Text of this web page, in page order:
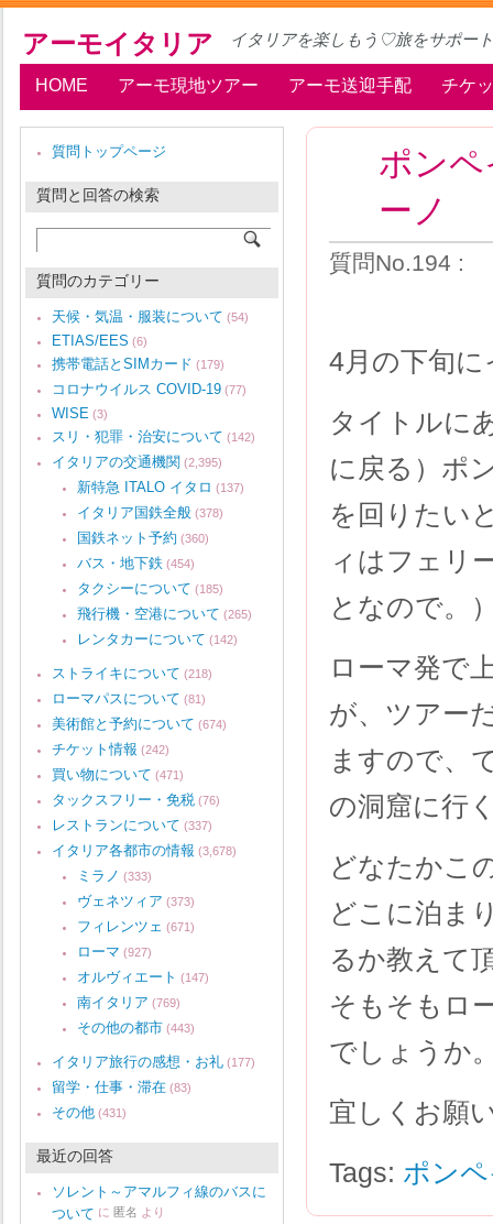
アーモイタリア イタリアを楽しもう♡旅をサポート
HOME アーモ現地ツアー アーモ送迎手配 チケ
ポン
ーノ
質問No.194 :
4月の下旬
タイトルに
に戻る）ポ
を回りたい
ィはフェリ
となので。
ローマ発で
が、ツアー
ますので、
の洞窟に行
どなたかこ
どこに泊ま
るか教えて
そもそもロ
でしょうか
宜しくお願
Tags: ポン
質問トップページ
質問と回答の検索
質問のカテゴリー
天候・気温・服装について (54)
ETIAS/EES (6)
携帯電話とSIMカード (179)
コロナウイルス COVID-19 (77)
WISE (3)
スリ・犯罪・治安について (142)
イタリアの交通機関 (2,395)
新特急 ITALO イタロ (137)
イタリア国鉄全般 (378)
国鉄ネット予約 (360)
バス・地下鉄 (454)
タクシーについて (185)
飛行機・空港について (265)
レンタカーについて (142)
ストライキについて (218)
ローマパスについて (81)
美術館と予約について (674)
チケット情報 (242)
買い物について (471)
タックスフリー・免税 (76)
レストランについて (337)
イタリア各都市の情報 (3,678)
ミラノ (333)
ヴェネツィア (373)
フィレンツェ (671)
ローマ (927)
オルヴィエート (147)
南イタリア (769)
その他の都市 (443)
イタリア旅行の感想・お礼 (177)
留学・仕事・滞在 (83)
その他 (431)
最近の回答
ソレント～アマルフィ線のバスに
ついて に 匿名 より